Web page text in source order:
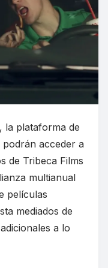
la plataforma de
podrán acceder a
de Tribeca Films
multianual
películas
mediados de
a lo